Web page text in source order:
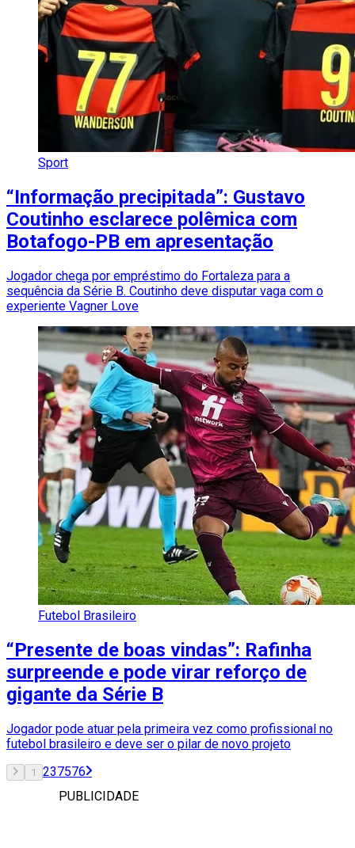
Sport
“Informação precipitada”: Gustavo
Coutinho esclarece polêmica com
Botafogo-PB em apresentação
Jogador chega por empréstimo do Fortaleza para a
sequência da Série B. Coutinho deve disputar vaga com o
experiente Vagner Love
Futebol Brasileiro
“Presente de boas vindas”: Rafinha
surpreende e pode virar reforço de
gigante da Série B
Jogador pode atuar pela primeira vez como profissional no
futebol brasileiro e deve ser o pilar de novo projeto
1 237576
PUBLICIDADE